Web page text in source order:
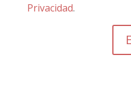
Privacidad.